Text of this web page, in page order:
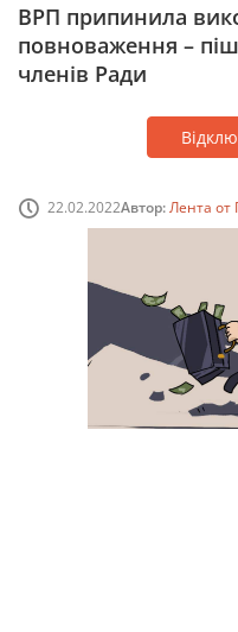
ВРП припинила
повноваження –
членів Ради
22.02.2022Автор:Лента от